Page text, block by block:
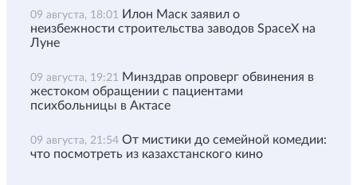
09 августа, 18:01 Илон Маск заявил о
неизбежности строительства заводов SpaceX на
Луне
09 августа, 19:21 Минздрав опроверг обвинения в
жестоком обращении с пациентами
психбольницы в Актасе
09 августа, 21:54 От мистики до семейной комедии:
что посмотреть из казахстанского кино